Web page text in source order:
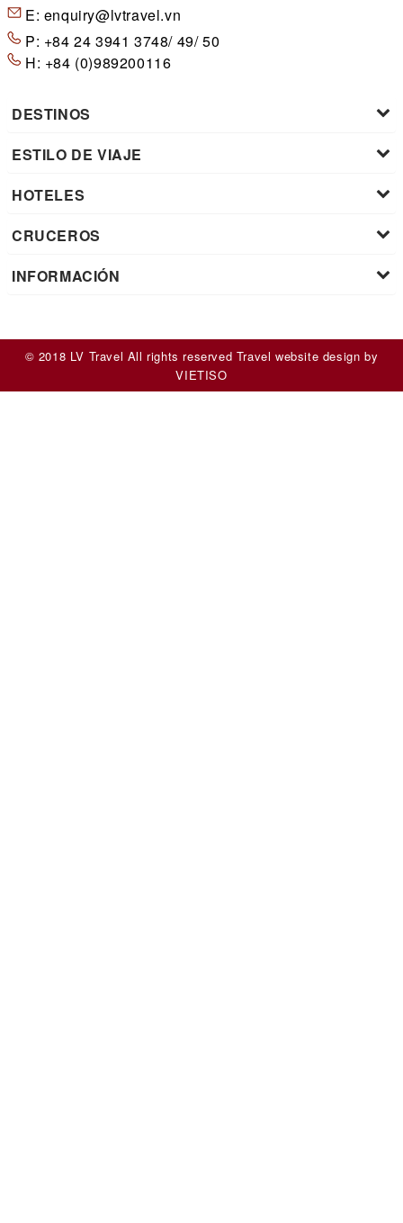
E: enquiry@lvtravel.vn
P: +84 24 3941 3748/ 49/ 50
H: +84 (0)989200116
DESTINOS
ESTILO DE VIAJE
HOTELES
CRUCEROS
INFORMACIÓN
© 2018 LV Travel All rights reserved Travel website design by
VIETISO